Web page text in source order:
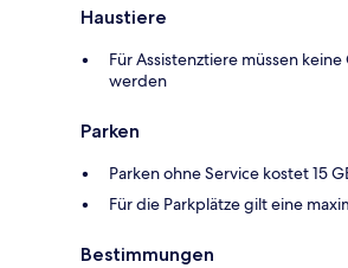
Haustiere
Für Assistenztiere müssen
werden
Parken
Parken ohne Service kostet 15
Für die Parkplätze gilt eine
Bestimmungen